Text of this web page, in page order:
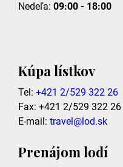
Nedeľa: 09:00 - 18:00
Kúpa lístkov
Tel: +421 2/529 322 26
Fax: +421 2/529 322 26
E-mail: travel@lod.sk
Prenájom lodí